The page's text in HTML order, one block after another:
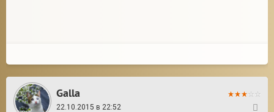
Galla
22.10.2015 в 22:52